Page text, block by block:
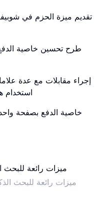
تقديم ميزة الحزم في
طرح تحسين خاصية
إجراء مقابلات مع عدة
استخدام
خاصية الدفع بصفحة
ميزات رائعة للبحث